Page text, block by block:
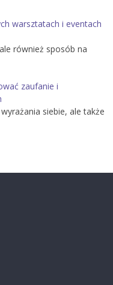
warsztatach i eventach
również sposób na
zaufanie i
siebie, ale także